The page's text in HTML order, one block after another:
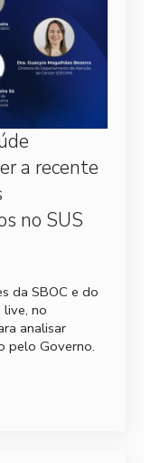
a recente
no SUS
da SBOC e do
live, no
analisar
pelo Governo.